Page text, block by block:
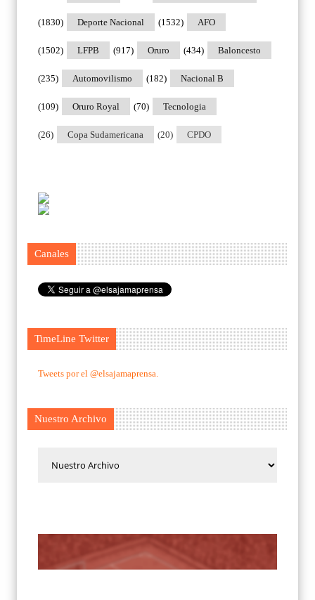
Deporte Nacional
(1830) AFO
(1532)
LFPB
(1502) Oruro
(917) Baloncesto
(434)
Automovilismo
(235) Nacional B
(182)
Oruro Royal
(109) Tecnologia
(70)
Copa Sudamericana
(26) CPDO
(20)
Canales
TimeLine Twitter
Tweets por el @elsajamaprensa.
Nuestro Archivo